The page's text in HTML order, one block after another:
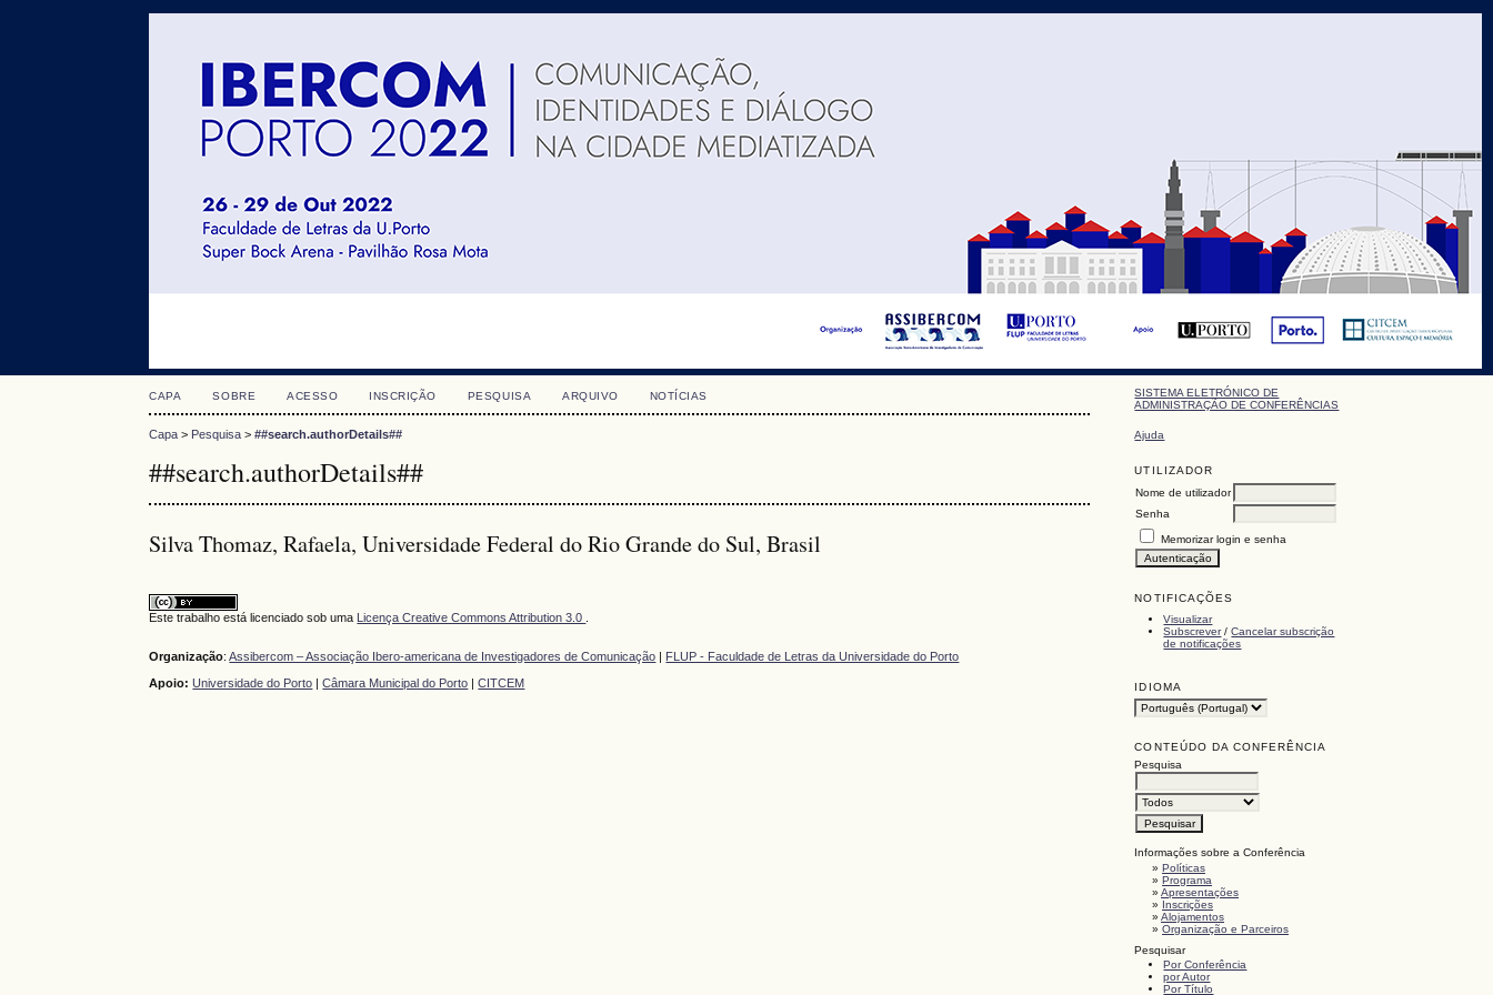
SISTEMA ELETRÓNICO DE
ADMINISTRAÇÃO DE CONFERÊNCIAS
Ajuda
UTILIZADOR
Nome de utilizador
Senha
Memorizar login e senha
NOTIFICAÇÕES
Visualizar
Subscrever/Cancelar subscrição
de notificações
IDIOMA
CONTEÚDO DA CONFERÊNCIA
Pesquisa
Informações sobre a Conferência
»Políticas
»Programa
»Apresentações
» Inscrições
»Alojamentos
»Organização e Parceiros
Pesquisar
Por Conferência
por Autor
Por Título
CAPA SOBRE ACESSO INSCRIÇÃO PESQUISA ARQUIVO NOTÍCIAS
Capa > Pesquisa >##search.authorDetails##
##search.authorDetails##
Silva Thomaz, Rafaela, Universidade Federal do Rio Grande do Sul, Brasil
Este trabalho está licenciado sob uma Licença Creative Commons Attribution 3.0
Organização:Assibercom – Associação Ibero-americana de Investigadores de Comunicação
FLUP - Faculdade de Letras da Universidade do Porto
Apoio: Universidade do Porto |Câmara Municipal do Porto |CITCEM